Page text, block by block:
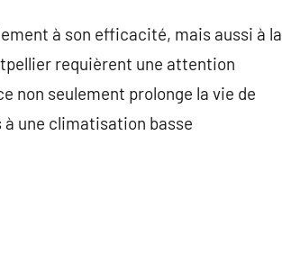
à son efficacité, mais aussi à la
requièrent une attention
non seulement prolonge la vie de
une climatisation basse